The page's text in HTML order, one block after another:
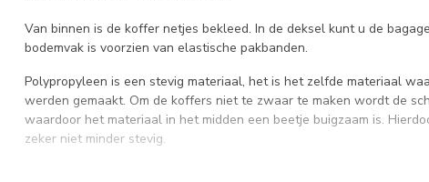
Van binnen is de koffer netjes bekleed. In de deksel kunt u de
bodemvak is voorzien van elastische pakbanden.
Polypropyleen is een stevig materiaal, het is het zelfde materiaal
werden gemaakt. Om de koffers niet te zwaar te maken wordt de
waardoor het materiaal in het midden een beetje buigzaam is.
zeker niet minder stevig.